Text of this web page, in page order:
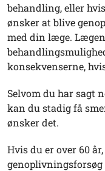
behandling, eller
ønsker at blive
med din læge.
konsekvenserne,
Selvom du har sagt
kan du stadig få
ønsker det.
Hvis du er over 60
genoplivningsforsøg